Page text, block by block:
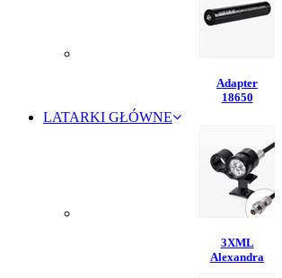
Adapter
18650
LATARKI GŁÓWNE
3XML
Alexandra